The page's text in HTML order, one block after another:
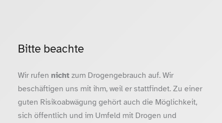
Bitte beachte
Wir rufen nichtzum Drogengebrauch auf. Wir
beschäftigen uns mit ihm, weil er stattfindet. Zu einer
guten Risikoabwägung gehört auch die Möglichkeit,
sich öffentlich und im Umfeld mit Drogen und